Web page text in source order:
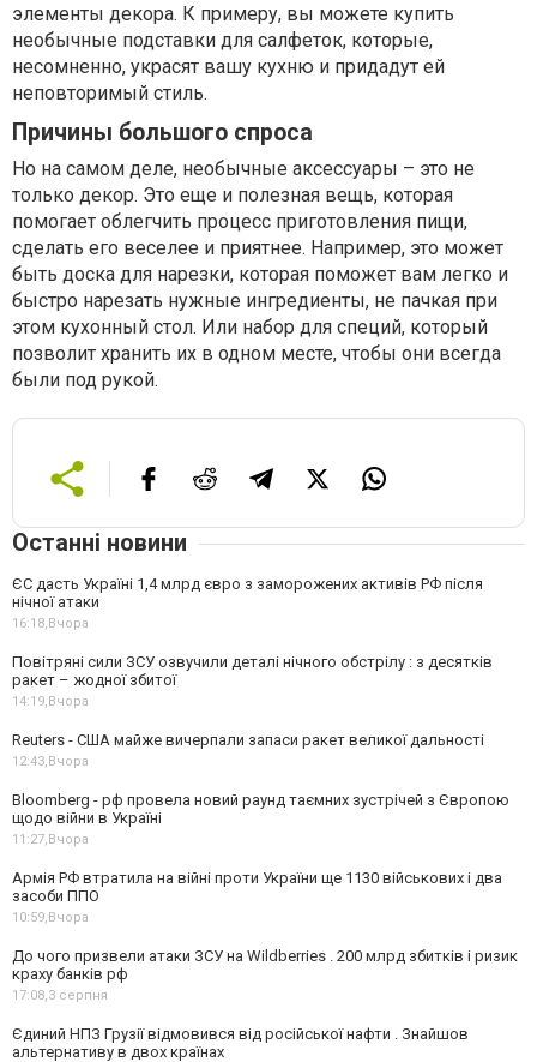
элементы декора. К примеру, вы можете купить
необычные подставки для салфеток, которые,
несомненно, украсят вашу кухню и придадут ей
неповторимый стиль.
Причины большого спроса
Но на самом деле, необычные аксессуары – это не
только декор. Это еще и полезная вещь, которая
помогает облегчить процесс приготовления пищи,
сделать его веселее и приятнее. Например, это может
быть доска для нарезки, которая поможет вам легко и
быстро нарезать нужные ингредиенты, не пачкая при
этом кухонный стол. Или набор для специй, который
позволит хранить их в одном месте, чтобы они всегда
были под рукой.
Останні новини
ЄС дасть Україні 1,4 млрд євро з заморожених активів РФ після
нічної атаки
16:18,Вчора
Повітряні сили ЗСУ озвучили деталі нічного обстрілу : з десятків
ракет – жодної збитої
14:19,Вчора
Reuters - США майже вичерпали запаси ракет великої дальності
12:43,Вчора
Bloomberg - рф провела новий раунд таємних зустрічей з Європою
щодо війни в Україні
11:27,Вчора
Армія РФ втратила на війні проти України ще 1130 військових і два
засоби ППО
10:59,Вчора
До чого призвели атаки ЗСУ на Wildberries . 200 млрд збитків і ризик
краху банків рф
17:08,3 серпня
Єдиний НПЗ Грузії відмовився від російської нафти . Знайшов
альтернативу в двох країнах